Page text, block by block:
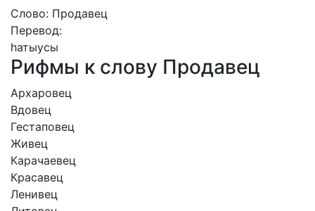
Слово: Продавец
Перевод:
һатыусы
Рифмы к слову Продавец
Архаровец
Вдовец
Гестаповец
Живец
Карачаевец
Красавец
Ленивец